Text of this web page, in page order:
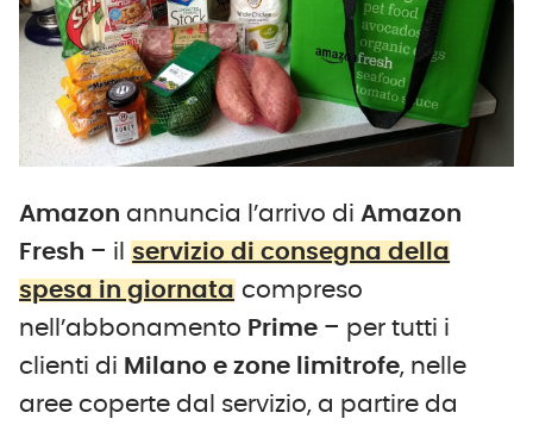
Amazon annuncia l’arrivo di Amazon
Fresh – il servizio di consegna della
spesa in giornata compreso
nell’abbonamento Prime – per tutti i
clienti di Milano e zone limitrofe, nelle
aree coperte dal servizio, a partire da